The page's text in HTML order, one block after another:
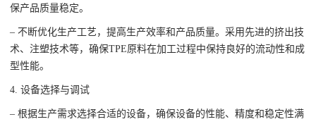
保产品质量稳定。
– 不断优化生产工艺，提高生产效率和产品质量。采用先进的挤出技
术、注塑技术等，确保TPE原料在加工过程中保持良好的流动性和成
型性能。
4. 设备选择与调试
– 根据生产需求选择合适的设备，确保设备的性能、精度和稳定性满